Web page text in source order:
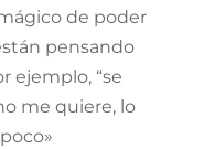
de poder
pensando
ejemplo, “se
me quiere, lo